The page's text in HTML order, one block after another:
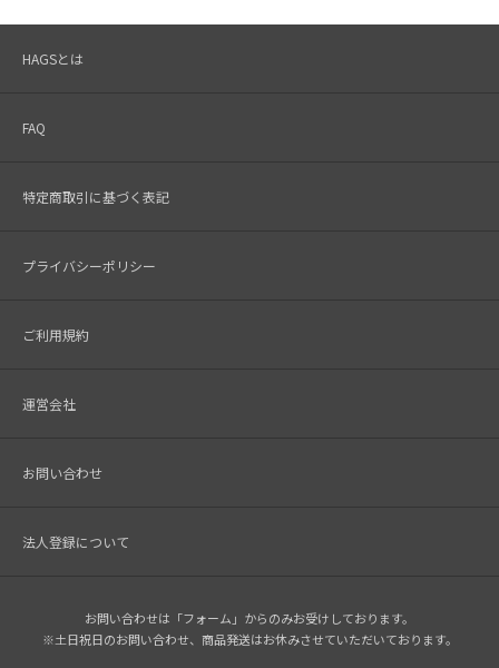
HAGSとは
FAQ
特定商取引に基づく表記
プライバシーポリシー
ご利用規約
運営会社
お問い合わせ
法人登録について
お問い合わせは「フォーム」からのみお受けしております。
※土日祝日のお問い合わせ、商品発送はお休みさせていただいております。